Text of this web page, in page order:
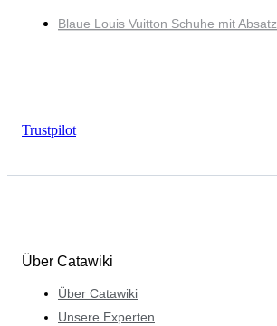
Blaue Louis Vuitton Schuhe mit Absatz
Trustpilot
Über Catawiki
Über Catawiki
Unsere Experten